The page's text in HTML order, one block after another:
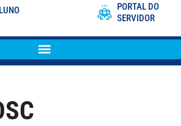
PORTAL DO
SERVIDOR